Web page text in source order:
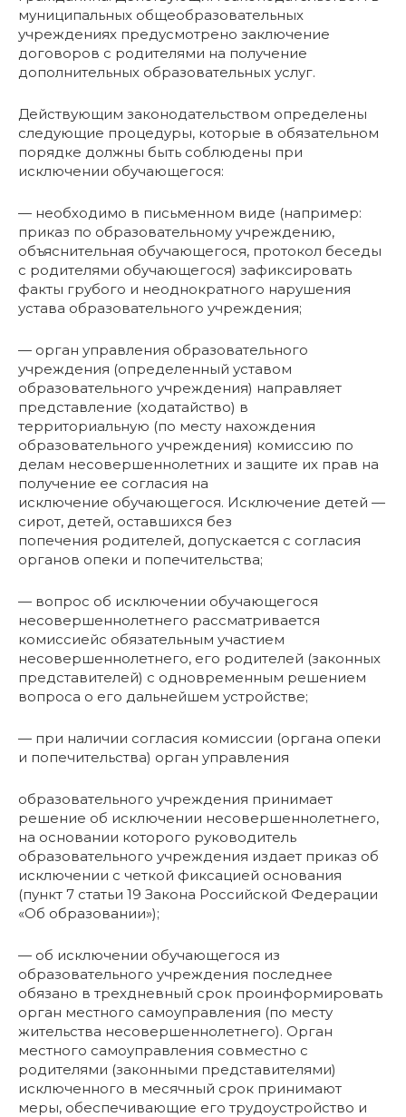
муниципальных общеобразовательных
учреждениях предусмотрено заключение
договоров с родителями на получение
дополнительных образовательных услуг.
Действующим законодательством определены
следующие процедуры, которые в обязательном
порядке должны быть соблюдены при
исключении обучающегося:
— необходимо в письменном виде (например:
приказ по образовательному учреждению,
объяснительная обучающегося, протокол беседы
с родителями обучающегося) зафиксировать
факты грубого и неоднократного нарушения
устава образовательного учреждения;
— орган управления образовательного
учреждения (определенный уставом
образовательного учреждения) направляет
представление (ходатайство) в
территориальную (по месту нахождения
образовательного учреждения) комиссию по
делам несовершеннолетних и защите их прав на
получение ее согласия на
исключение обучающегося. Исключение детей —
сирот, детей, оставшихся без
попечения родителей, допускается с согласия
органов опеки и попечительства;
— вопрос об исключении обучающегося
несовершеннолетнего рассматривается
комиссиейс обязательным участием
несовершеннолетнего, его родителей (законных
представителей) с одновременным решением
вопроса о его дальнейшем устройстве;
— при наличии согласия комиссии (органа опеки
и попечительства) орган управления
образовательного учреждения принимает
решение об исключении несовершеннолетнего,
на основании которого руководитель
образовательного учреждения издает приказ об
исключении с четкой фиксацией основания
(пункт 7 статьи 19 Закона Российской Федерации
«Об образовании»);
— об исключении обучающегося из
образовательного учреждения последнее
обязано в трехдневный срок проинформировать
орган местного самоуправления (по месту
жительства несовершеннолетнего). Орган
местного самоуправления совместно с
родителями (законными представителями)
исключенного в месячный срок принимают
меры, обеспечивающие его трудоустройство и